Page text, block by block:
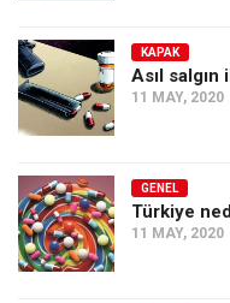
KAPAK
Asıl
11 MAY, 2020
GENEL
Türkiye
11 MAY, 2020